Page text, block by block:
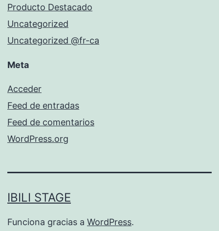
Producto Destacado
Uncategorized
Uncategorized @fr-ca
Meta
Acceder
Feed de entradas
Feed de comentarios
WordPress.org
IBILI STAGE
Funciona gracias a WordPress.